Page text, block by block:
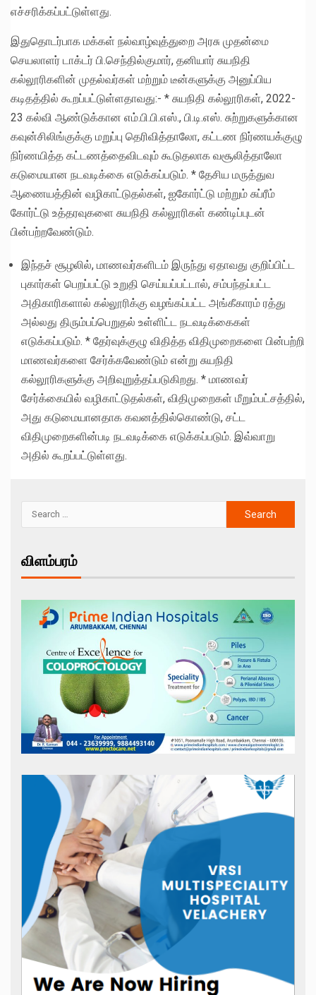
எச்சரிக்கப்பட்டுள்ளது.
இதுதொடர்பாக மக்கள் நல்வாழ்வுத்துறை அரசு முதன்மை
செயலாளர் டாக்டர் பி.செந்தில்குமார், தனியார் சுயநிதி
கல்லூரிகளின் முதல்வர்கள் மற்றும் டீன்களுக்கு அனுப்பிய
கடிதத்தில் கூறப்பட்டுள்ளதாவது:- * சுயநிதி கல்லூரிகள், 2022-
23 கல்வி ஆண்டுக்கான எம்.பி.பி.எஸ்., பி.டி.எஸ். சுற்றுகளுக்கான
கவுன்சிலிங்குக்கு மறுப்பு தெரிவித்தாலோ, கட்டண நிர்ணயக்குழு
நிர்ணயித்த கட்டணத்தைவிடவும் கூடுதலாக வசூலித்தாலோ
கடுமையான நடவடிக்கை எடுக்கப்படும். * தேசிய மருத்துவ
ஆணையத்தின் வழிகாட்டுதல்கள், ஐகோர்ட்டு மற்றும் சுப்ரீம்
கோர்ட்டு உத்தரவுகளை சுயநிதி கல்லூரிகள் கண்டிப்புடன்
பின்பற்றவேண்டும்.
இந்தச் சூழலில், மாணவர்களிடம் இருந்து ஏதாவது குறிப்பிட்ட
புகார்கள் பெறப்பட்டு உறுதி செய்யப்பட்டால், சம்பந்தப்பட்ட
அதிகாரிகளால் கல்லூரிக்கு வழங்கப்பட்ட அங்கீகாரம் ரத்து
அல்லது திரும்பப்பெறுதல் உள்ளிட்ட நடவடிக்கைகள்
எடுக்கப்படும். * தேர்வுக்குழு விதித்த விதிமுறைகளை பின்பற்றி
மாணவர்களை சேர்க்கவேண்டும் என்று சுயநிதி
கல்லூரிகளுக்கு அறிவுறுத்தப்படுகிறது. * மாணவர்
சேர்க்கையில் வழிகாட்டுதல்கள், விதிமுறைகள் மீறும்பட்சத்தில்,
அது கடுமையானதாக கவனத்தில்கொண்டு, சட்ட
விதிமுறைகளின்படி நடவடிக்கை எடுக்கப்படும். இவ்வாறு
அதில் கூறப்பட்டுள்ளது.
விளம்பரம்